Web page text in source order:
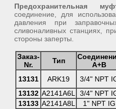
Предохранительная
соединение, для
давления при
сливоналивных станциях,
стороны заперты.
Заказ-
Nr.
Тип
A+B
13131 ARK19 3/4" NPT
13132 A2141A6L 3/4" NPT
13133 A2141A8L 1" NPT IG